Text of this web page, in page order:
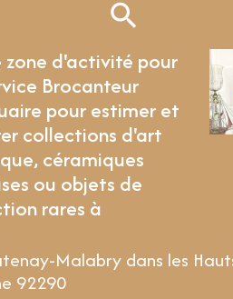
zone d'activité pour
Brocanteur
pour estimer et
collections d'art
céramiques
ou objets de
rares à
Malabry dans les
92290